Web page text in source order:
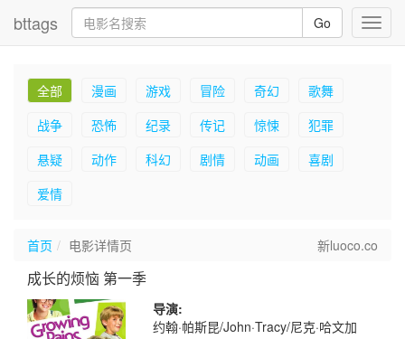
bttags Go
全部 漫画 游戏 冒险 奇幻
歌舞
战争
恐怖 纪录 传记 惊悚
犯罪
悬疑
动作 科幻 剧情 动画
喜剧
爱情
首页 电影详情页 新luoco.co
成长的烦恼 第一季
导演:
约翰·帕斯昆/John·Tracy/尼克·哈文加